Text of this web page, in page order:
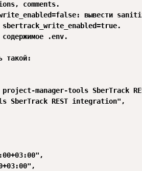
comments.
вывести
sbertrack_write_enabled=true.
.env.
такой:
manager-tools SberTrack
SberTrack REST integration",